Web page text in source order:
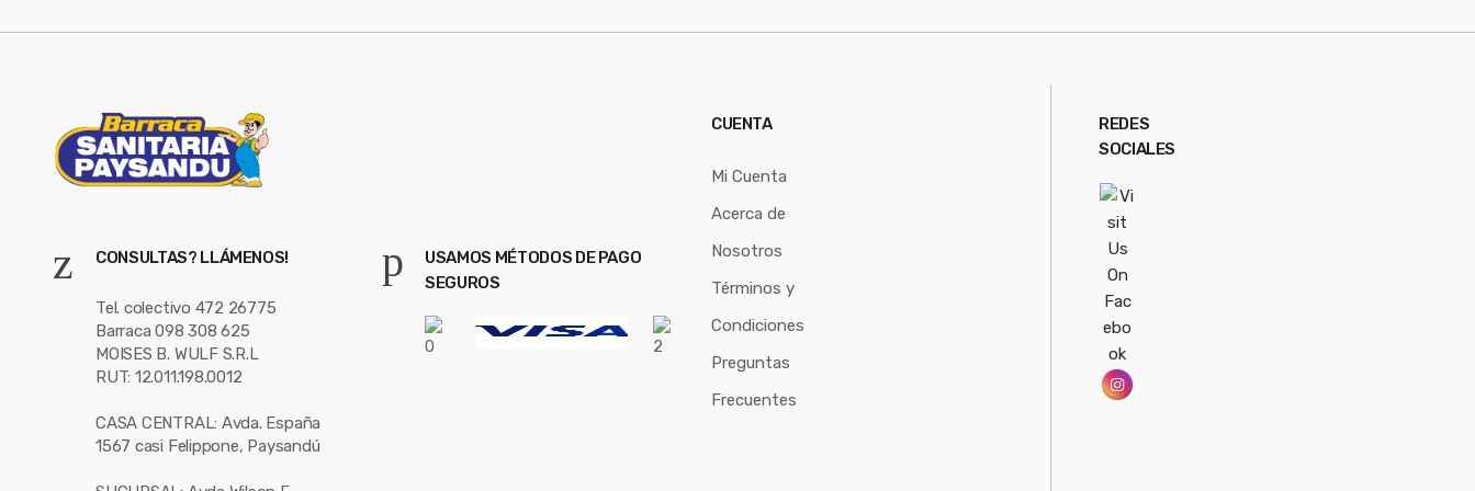
CONSULTAS? LLÁMENOS!
Tel. colectivo 472 26775
Barraca 098 308 625
MOISES B. WULF S.R.L
RUT: 12.011.198.0012
CASA CENTRAL: Avda. España
1567 casi Felippone, Paysandú
USAMOS MÉTODOS DE PAGO
SEGUROS
CUENTA
Mi Cuenta
Acerca de
Nosotros
Términos y
Condiciones
Preguntas
Frecuentes
REDES
SOCIALES